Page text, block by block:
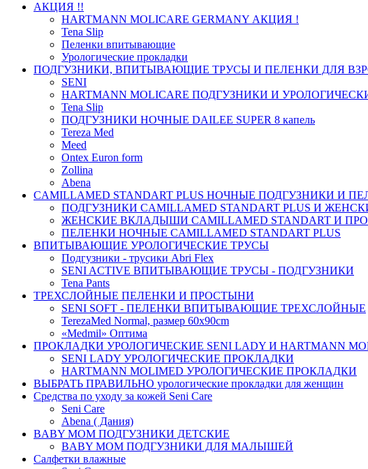
АКЦИЯ !!
HARTMANN MOLICARE GERMANY АКЦИЯ !
Tena Slip
Пеленки впитывающие
Урологические прокладки
ПОДГУЗНИКИ, ВПИТЫВАЮЩИЕ ТРУСЫ И ПЕЛЕНКИ ДЛЯ
SENI
HARTMANN MOLICARE ПОДГУЗНИКИ И
Tena Slip
ПОДГУЗНИКИ НОЧНЫЕ DAILEE SUPER 8 капель
Tereza Med
Meed
Ontex Euron form
Zollina
Abena
CAMILLAMED STANDART PLUS НОЧНЫЕ ПОДГУЗНИКИ И
ПОДГУЗНИКИ CAMILLAMED STANDART PLUS И
ЖЕНСКИЕ ВКЛАДЫШИ CAMILLAMED STANDART И
ПЕЛЕНКИ НОЧНЫЕ CAMILLAMED STANDART PLUS
ВПИТЫВАЮЩИЕ УРОЛОГИЧЕСКИЕ ТРУСЫ
Подгузники - трусики Abri Flex
SENI ACTIVE ВПИТЫВАЮЩИЕ ТРУСЫ - ПОДГУЗНИКИ
Tena Pants
ТРЕХСЛОЙНЫЕ ПЕЛЕНКИ И ПРОСТЫНИ
SENI SOFT - ПЕЛЕНКИ ВПИТЫВАЮЩИЕ ТРЕХСЛОЙНЫЕ
TerezaMed Normal, размер 60x90cm
«Medmil» Оптима
ПРОКЛАДКИ УРОЛОГИЧЕСКИЕ SENI LADY И HARTMANN
SENI LADY УРОЛОГИЧЕСКИЕ ПРОКЛАДКИ
HARTMANN MOLIMED УРОЛОГИЧЕСКИЕ ПРОКЛАДКИ
ВЫБРАТЬ ПРАВИЛЬНО урологические прокладки для женщин
Средства по уходу за кожей Seni Care
Seni Care
Abena ( Дания)
BABY MOM ПОДГУЗНИКИ ДЕТСКИЕ
BABY MOM ПОДГУЗНИКИ ДЛЯ МАЛЫШЕЙ
Салфетки влажные